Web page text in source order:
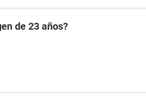
de 23 años?